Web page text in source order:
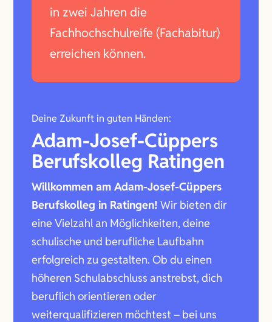
Deine Zukunft in guten Händen:
Adam-Josef-Cüppers
Berufskolleg Ratingen
Willkommen am Adam-Josef-Cüppers
Berufskolleg in Ratingen! Wir bieten dir
eine Vielzahl an Möglichkeiten, deine
schulische und berufliche Laufbahn
erfolgreich zu gestalten. Ob du einen
höheren Schulabschluss anstrebst, dich
beruflich orientieren oder
weiterqualifizieren möchtest – bei uns
in zwei Jahren die
Fachhochschulreife (Fachabitur)
erreichen können.